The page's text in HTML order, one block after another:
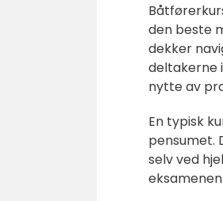
den beste
dekker
deltakerne
nytte av
En typisk
pensumet.
selv ved